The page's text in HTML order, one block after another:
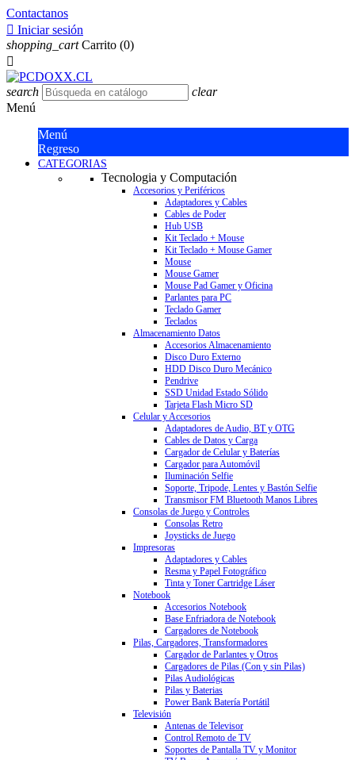
Contactanos
 Iniciar sesión
shopping_cart Carrito (0)

search
clear
Menú
Menú
Regreso
CATEGORIAS
Tecnologia y Computación
Accesorios y Periféricos
Adaptadores y Cables
Cables de Poder
Hub USB
Kit Teclado + Mouse
Kit Teclado + Mouse Gamer
Mouse
Mouse Gamer
Mouse Pad Gamer y Oficina
Parlantes para PC
Teclado Gamer
Teclados
Almacenamiento Datos
Accesorios Almacenamiento
Disco Duro Externo
HDD Disco Duro Mecánico
Pendrive
SSD Unidad Estado Sólido
Tarjeta Flash Micro SD
Celular y Accesorios
Adaptadores de Audio, BT y OTG
Cables de Datos y Carga
Cargador de Celular y Baterías
Cargador para Automóvil
Iluminación Selfie
Soporte, Tripode, Lentes y Bastón Selfie
Transmisor FM Bluetooth Manos Libres
Consolas de Juego y Controles
Consolas Retro
Joysticks de Juego
Impresoras
Adaptadores y Cables
Resma y Papel Fotográfico
Tinta y Toner Cartridge Láser
Notebook
Accesorios Notebook
Base Enfriadora de Notebook
Cargadores de Notebook
Pilas, Cargadores, Transformadores
Cargador de Parlantes y Otros
Cargadores de Pilas (Con y sin Pilas)
Pilas Audiológicas
Pilas y Baterias
Power Bank Batería Portátil
Televisión
Antenas de Televisor
Control Remoto de TV
Soportes de Pantalla TV y Monitor